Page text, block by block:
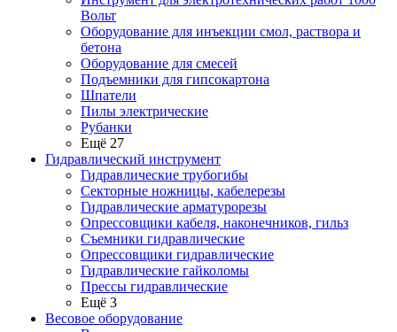
Вольт
Оборудование для инъекции смол, раствора и
бетона
Оборудование для смесей
Подъемники для гипсокартона
Шпатели
Пилы электрические
Рубанки
Ещё 27
Гидравлический инструмент
Гидравлические трубогибы
Секторные ножницы, кабелерезы
Гидравлические арматурорезы
Опрессовщики кабеля, наконечников, гильз
Съемники гидравлические
Опрессовщики гидравлические
Гидравлические гайколомы
Прессы гидравлические
Ещё 3
Весовое оборудование